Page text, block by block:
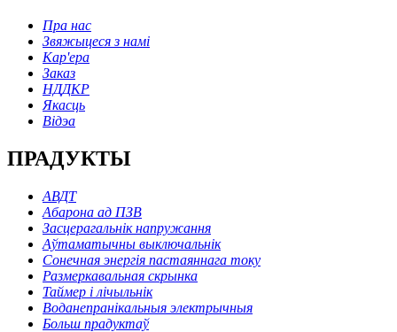
Пра нас
Звяжыцеся з намі
Кар'ера
Заказ
НДДКР
Якасць
Відэа
ПРАДУКТЫ
АВДТ
Абарона ад ПЗВ
Засцерагальнік напружання
Аўтаматычны выключальнік
Сонечная энергія пастаяннага току
Размеркавальная скрынка
Таймер і лічыльнік
Воданепранікальныя электрычныя
Больш прадуктаў